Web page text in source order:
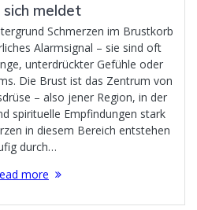
sich meldet
Schmerzen im Brustkorb
Alarmsignal – sie sind oft
unterdrückter Gefühle oder
Die Brust ist das Zentrum von
– also jener Region, in der
spirituelle Empfindungen stark
in diesem Bereich entstehen
durch…
more